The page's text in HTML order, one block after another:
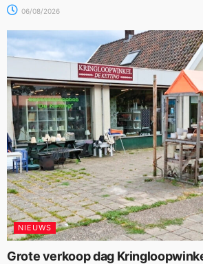
06/08/2026
NIEUWS
Grote verkoop dag